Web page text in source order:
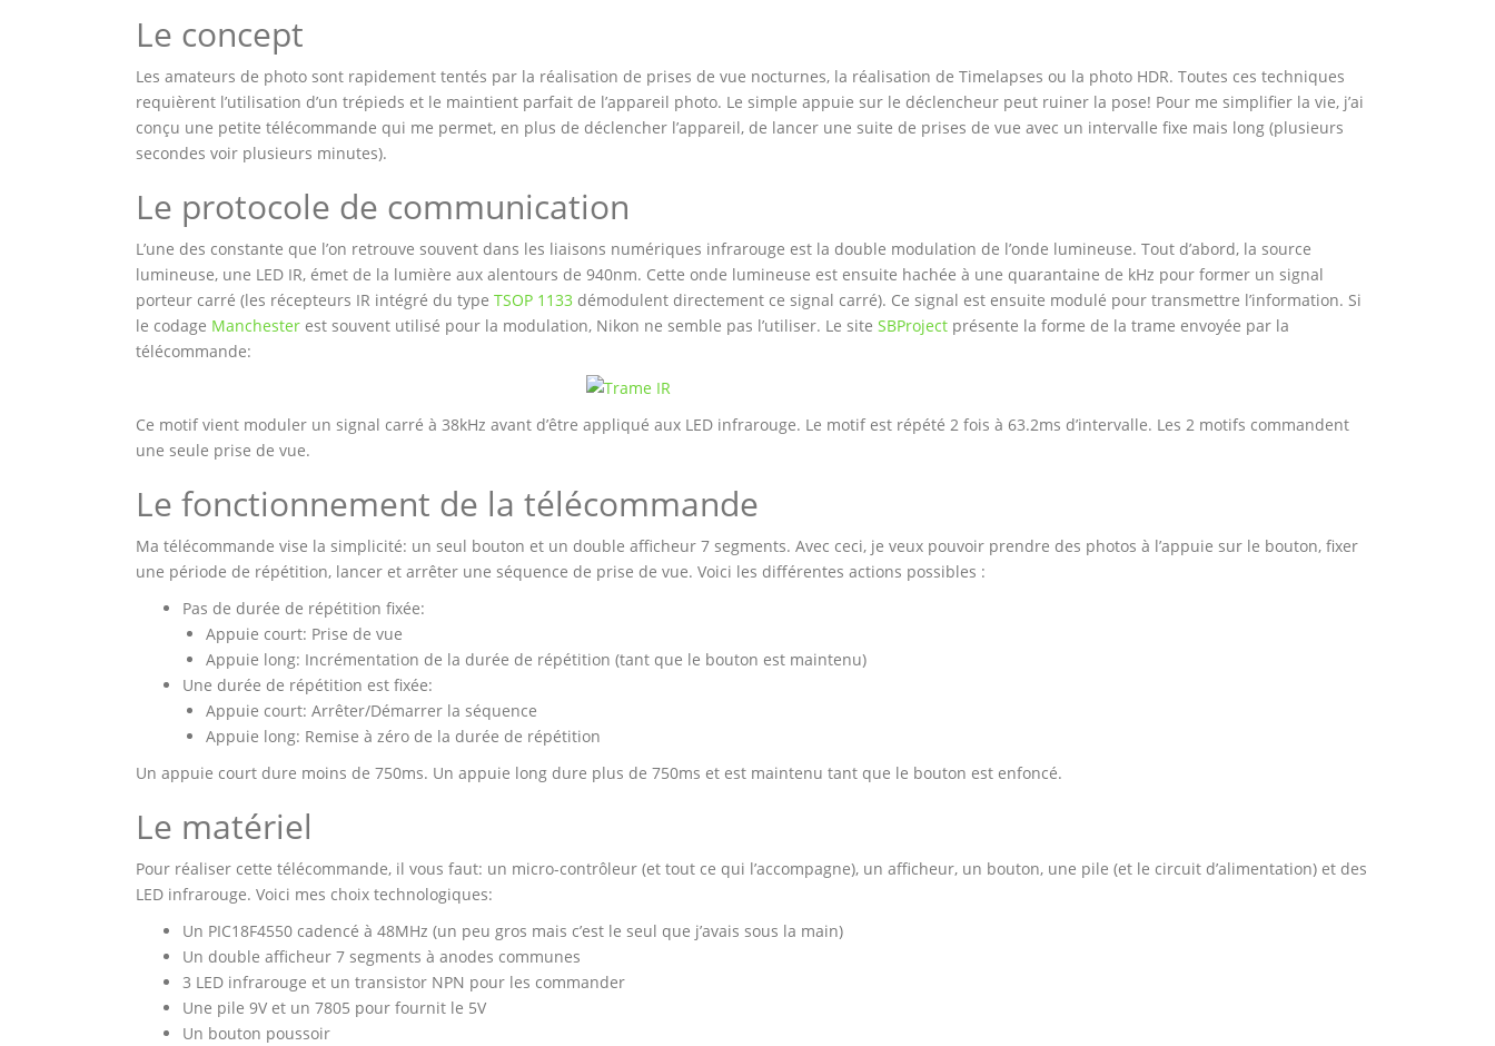
Le concept
Les amateurs de photo sont rapidement tentés par la réalisation de prises de vue nocturnes, la réalisation de Timelapses ou la photo HDR. Toutes ces techniques
requièrent l’utilisation d’un trépieds et le maintient parfait de l’appareil photo. Le simple appuie sur le déclencheur peut ruiner la pose! Pour me simplifier la vie, j’ai
conçu une petite télécommande qui me permet, en plus de déclencher l’appareil, de lancer une suite de prises de vue avec un intervalle fixe mais long (plusieurs
secondes voir plusieurs minutes).
Le protocole de communication
L’une des constante que l’on retrouve souvent dans les liaisons numériques infrarouge est la double modulation de l’onde lumineuse. Tout d’abord, la source
lumineuse, une LED IR, émet de la lumière aux alentours de 940nm. Cette onde lumineuse est ensuite hachée à une quarantaine de kHz pour former un signal
porteur carré (les récepteurs IR intégré du type TSOP 1133 démodulent directement ce signal carré). Ce signal est ensuite modulé pour transmettre l’information. Si
le codage Manchester est souvent utilisé pour la modulation, Nikon ne semble pas l’utiliser. Le site SBProject présente la forme de la trame envoyée par la
télécommande:
Ce motif vient moduler un signal carré à 38kHz avant d’être appliqué aux LED infrarouge. Le motif est répété 2 fois à 63.2ms d’intervalle. Les 2 motifs commandent
une seule prise de vue.
Le fonctionnement de la télécommande
Ma télécommande vise la simplicité: un seul bouton et un double afficheur 7 segments. Avec ceci, je veux pouvoir prendre des photos à l’appuie sur le bouton, fixer
une période de répétition, lancer et arrêter une séquence de prise de vue. Voici les différentes actions possibles :
Pas de durée de répétition fixée:
Appuie court: Prise de vue
Appuie long: Incrémentation de la durée de répétition (tant que le bouton est maintenu)
Une durée de répétition est fixée:
Appuie court: Arrêter/Démarrer la séquence
Appuie long: Remise à zéro de la durée de répétition
Un appuie court dure moins de 750ms. Un appuie long dure plus de 750ms et est maintenu tant que le bouton est enfoncé.
Le matériel
Pour réaliser cette télécommande, il vous faut: un micro-contrôleur (et tout ce qui l’accompagne), un afficheur, un bouton, une pile (et le circuit d’alimentation) et des
LED infrarouge. Voici mes choix technologiques:
Un PIC18F4550 cadencé à 48MHz (un peu gros mais c’est le seul que j’avais sous la main)
Un double afficheur 7 segments à anodes communes
3 LED infrarouge et un transistor NPN pour les commander
Une pile 9V et un 7805 pour fournit le 5V
Un bouton poussoir